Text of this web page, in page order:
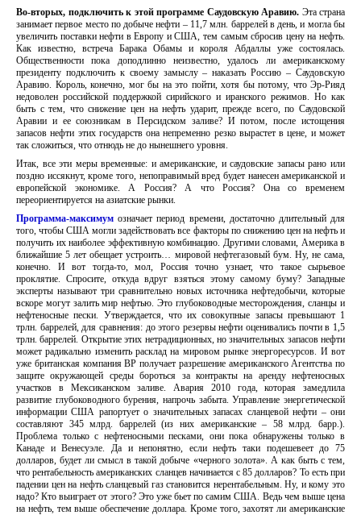
Во-вторых, подключить к этой программе Саудовскую Аравию. Эта страна
занимает первое место по добыче нефти – 11,7 млн. баррелей в день, и могла бы
увеличить поставки нефти в Европу и США, тем самым сбросив цену на нефть.
Как известно, встреча Барака Обамы и короля Абдаллы уже состоялась.
Общественности пока доподлинно неизвестно, удалось ли американскому
президенту подключить к своему замыслу – наказать Россию – Саудовскую
Аравию. Король, конечно, мог бы на это пойти, хотя бы потому, что Эр-Рияд
недоволен российской поддержкой сирийского и иранского режимов. Но как
быть с тем, что снижение цен на нефть ударит, прежде всего, по Саудовской
Аравии и ее союзникам в Персидском заливе? И потом, после истощения
запасов нефти этих государств она непременно резко вырастет в цене, и может
так сложиться, что отнюдь не до нынешнего уровня.
Итак, все эти меры временные: и американские, и саудовские запасы рано или
поздно иссякнут, кроме того, непоправимый вред будет нанесен американской и
европейской экономике. А Россия? А что Россия? Она со временем
переориентируется на азиатские рынки.
Программа-максимумозначает период времени, достаточно длительный для
того, чтобы США могли задействовать все факторы по снижению цен на нефть и
получить их наиболее эффективную комбинацию. Другими словами, Америка в
ближайшие 5 лет обещает устроить… мировой нефтегазовый бум. Ну, не сама,
конечно. И вот тогда-то, мол, Россия точно узнает, что такое сырьевое
проклятие. Спросите, откуда вдруг взяться этому самому буму? Западные
эксперты называют три сравнительно новых источника нефтедобычи, которые
вскоре могут залить мир нефтью. Это глубоководные месторождения, сланцы и
нефтеносные пески. Утверждается, что их совокупные запасы превышают 1
трлн. баррелей, для сравнения: до этого резервы нефти оценивались почти в 1,5
трлн. баррелей. Открытие этих нетрадиционных, но значительных запасов нефти
может радикально изменить расклад на мировом рынке энергоресурсов. И вот
уже британская компания BP получает разрешение американского Агентства по
защите окружающей среды бороться за контракты на аренду нефтеносных
участков в Мексиканском заливе. Авария 2010 года, которая замедлила
развитие глубоководного бурения, напрочь забыта. Управление энергетической
информации США рапортует о значительных запасах сланцевой нефти – они
составляют 345 млрд. баррелей (из них американские – 58 млрд. барр.).
Проблема только с нефтеносными песками, они пока обнаружены только в
Канаде и Венесуэле. Да и непонятно, если нефть таки подешевеет до 75
долларов, будет ли смысл в такой добыче «черного золота». А как быть с тем,
что рентабельность американских сланцев начинается с 85 долларов? То есть при
падении цен на нефть сланцевый газ становится нерентабельным. Ну, и кому это
надо? Кто выиграет от этого? Это уже бьет по самим США. Ведь чем выше цена
на нефть, тем выше обеспечение доллара. Кроме того, захотят ли американские